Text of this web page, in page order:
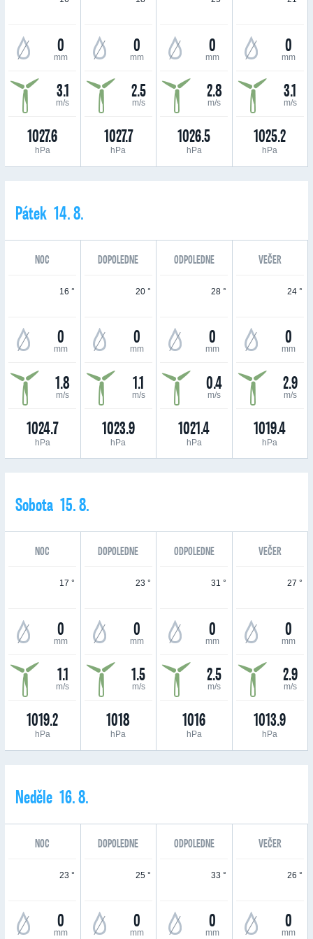
0
mm
3.1
m/s
1027.6
hPa
0
mm
2.5
m/s
1027.7
hPa
0
mm
2.8
m/s
1026.5
hPa
0
mm
3.1
m/s
1025.2
hPa
Pátek 14. 8.
NOC DOPOLEDNE ODPOLEDNE VEČER
16 °
0
mm
1.8
m/s
1024.7
hPa
20 °
0
mm
1.1
m/s
1023.9
hPa
28 °
0
mm
0.4
m/s
1021.4
hPa
24 °
0
mm
2.9
m/s
1019.4
hPa
Sobota 15. 8.
NOC DOPOLEDNE ODPOLEDNE VEČER
17 °
0
mm
1.1
m/s
1019.2
hPa
23 °
0
mm
1.5
m/s
1018
hPa
31 °
0
mm
2.5
m/s
1016
hPa
27 °
0
mm
2.9
m/s
1013.9
hPa
Neděle 16. 8.
NOC DOPOLEDNE ODPOLEDNE VEČER
23 °
0
mm
25 °
0
mm
33 °
0
mm
26 °
0
mm